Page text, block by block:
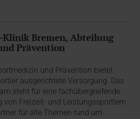
Klinik Bremen, Abteilung
Prävention
und Prävention bietet
ausgerichtete Versorgung. Das
steht für eine fachübergreifende
von Freizeit- und Leistungssportlern
für alle Themen rund um